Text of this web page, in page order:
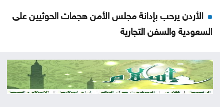
الأردن يرحب بإدانة مجلس الأمن هجمات الحوثيين على
السعودية والسفن التجارية
الضمان الاجتماعي
اعتداء على خط مياه الديسي يتسبب بتسرب 5 آلاف متر